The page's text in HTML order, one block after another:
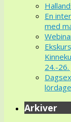
En
med
24.-
Arkiver